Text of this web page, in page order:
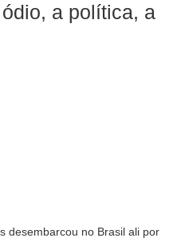
a política, a
desembarcou no Brasil ali por